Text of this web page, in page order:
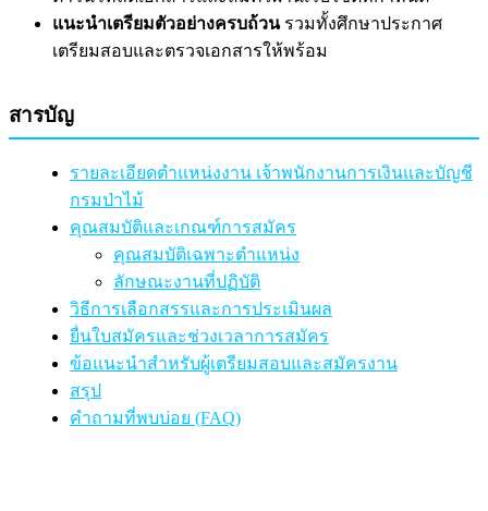
แนะนำเตรียมตัวอย่างครบถ้วนรวมทั้งศึกษาประกาศ
เตรียมสอบและตรวจเอกสารให้พร้อม
สารบัญ
รายละเอียดตำแหน่งงาน เจ้าพนักงานการเงินและบัญชี
กรมป่าไม้
คุณสมบัติและเกณฑ์การสมัคร
คุณสมบัติเฉพาะตำแหน่ง
ลักษณะงานที่ปฏิบัติ
วิธีการเลือกสรรและการประเมินผล
ยื่นใบสมัครและช่วงเวลาการสมัคร
ข้อแนะนำสำหรับผู้เตรียมสอบและสมัครงาน
สรุป
คำถามที่พบบ่อย (FAQ)